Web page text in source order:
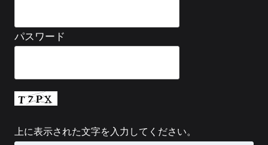
パスワード
上に表示された文字を入力してください。